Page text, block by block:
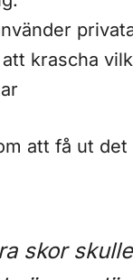
att krascha
att få ut
skor